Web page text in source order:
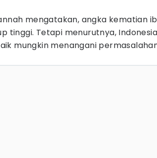
mengatakan, angka kematian
tinggi. Tetapi menurutnya,
mungkin menangani